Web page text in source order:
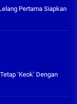
Pertama Siapkan
‘Keok’ Dengan